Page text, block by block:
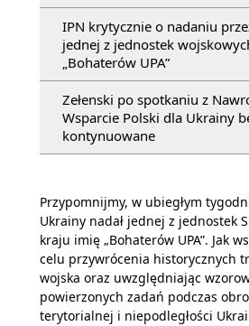
IPN krytycznie o nadaniu
jednej z jednostek
„Bohaterów UPA”
Zełenski po spotkaniu z
Wsparcie Polski dla Ukrainy
kontynuowane
Przypomnijmy, w ubiegłym
Ukrainy nadał jednej z jednostek
kraju imię „Bohaterów UPA”. Jak
celu przywrócenia historycznych
wojska oraz uwzględniając
powierzonych zadań podczas
terytorialnej i niepodległości